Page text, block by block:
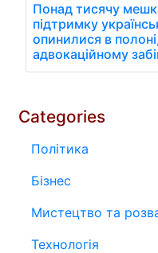
Понад тисячу
підтримку
опинилися в
адвокаційному
Categories
Політика
Бізнес
Мистецтво та
Технологія